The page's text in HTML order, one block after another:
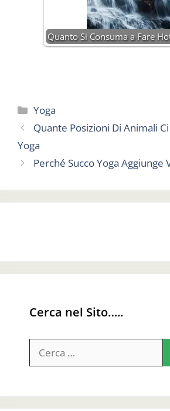
Quanto Si Consuma a Fare
Categorie
Yoga
Quante Posizioni Di Animali
Yoga
Perché Succo Yoga Aggiunge
Cerca nel Sito…..
per: